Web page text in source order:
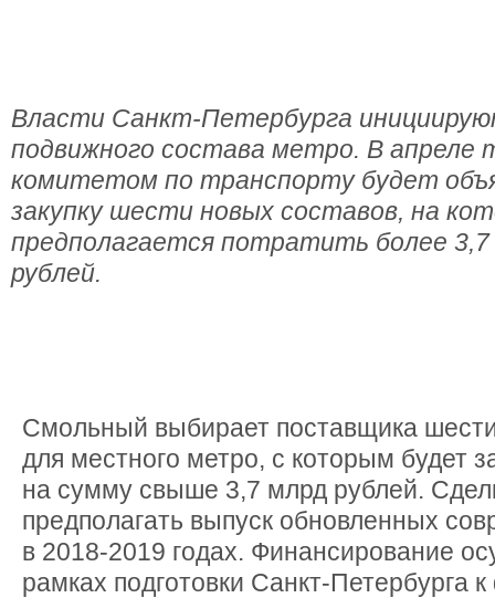
Власти Санкт-Петербурга
подвижного состава метро. В апреле
комитетом по транспорту будет
закупку шести новых составов, на
предполагается потратить более 3,7
рублей.
Смольный выбирает поставщика
для местного метро, с которым будет
на сумму свыше 3,7 млрд рублей.
предполагать выпуск обновленных
в 2018-2019 годах. Финансирование
рамках подготовки Санкт-Петербурга